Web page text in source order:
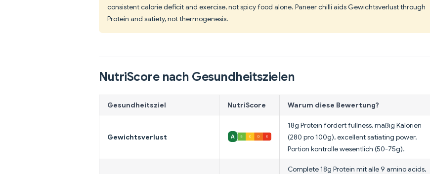
consistent calorie deficit and exercise, not spicy food alone. Paneer chilli aids Gewichtsverlust through
Protein and satiety, not thermogenesis.
NutriScore nach Gesundheitszielen
Gesundheitsziel NutriScore Warum diese Bewertung?
Gewichtsverlust
18g Protein fördert fullness, mäßig Kalorien
(280 pro 100g), excellent satiating power.
Portion kontrolle wesentlich (50-75g).
Complete 18g Protein mit alle 9 amino acids,